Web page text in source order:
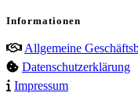
Informationen
Allgemeine
Datenschutzerklärung
Impressum